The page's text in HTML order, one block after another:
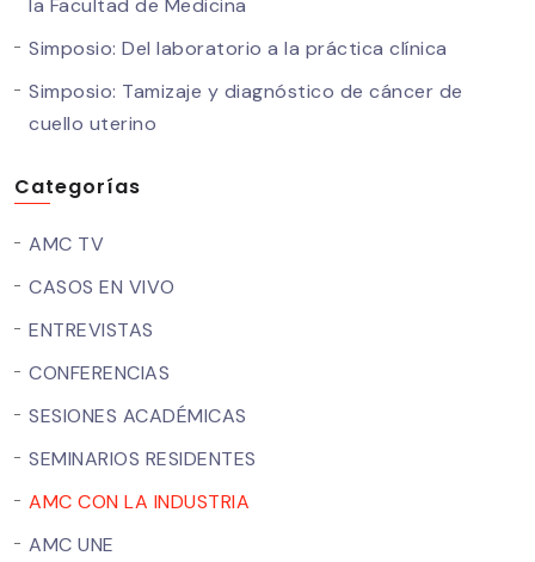
la Facultad de Medicina
Simposio: Del laboratorio a la práctica clínica
Simposio: Tamizaje y diagnóstico de cáncer de
cuello uterino
Categorías
AMC TV
CASOS EN VIVO
ENTREVISTAS
CONFERENCIAS
SESIONES ACADÉMICAS
SEMINARIOS RESIDENTES
AMC CON LA INDUSTRIA
AMC UNE